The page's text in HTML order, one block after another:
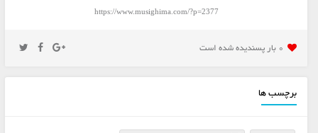
https://www.musighima.com/?p=2377
0 بار پسنديده شده است
برچسب ها